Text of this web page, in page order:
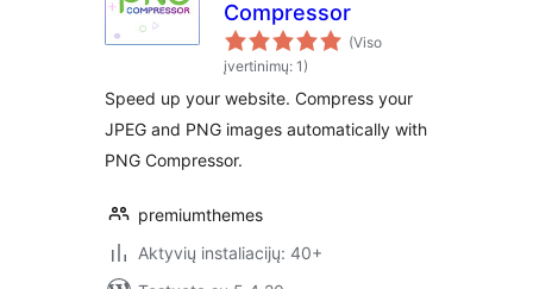
Compressor
(Viso
įvertinimų: 1)
Speed up your website. Compress your
JPEG and PNG images automatically with
PNG Compressor.
premiumthemes
Aktyvių instaliacijų: 40+